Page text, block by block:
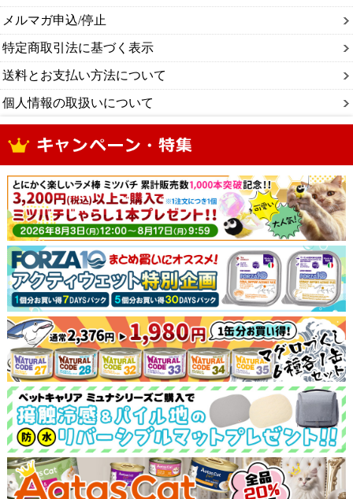
メルマガ申込/停止
特定商取引法に基づく表示
送料とお支払い方法について
個人情報の取扱いについて